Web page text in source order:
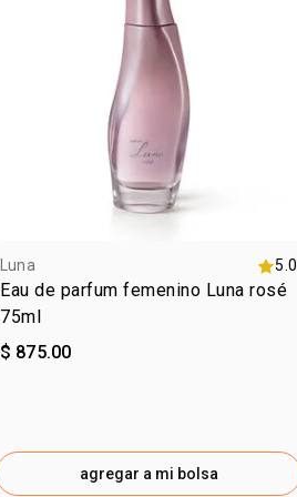
Luna 5.0
Eau de parfum femenino Luna rosé
75ml
$ 875.00
agregar a mi bolsa